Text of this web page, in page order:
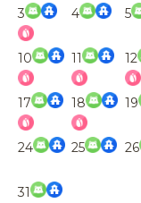
3
4 5
10 11 12
17 18 19
24 25 26
31